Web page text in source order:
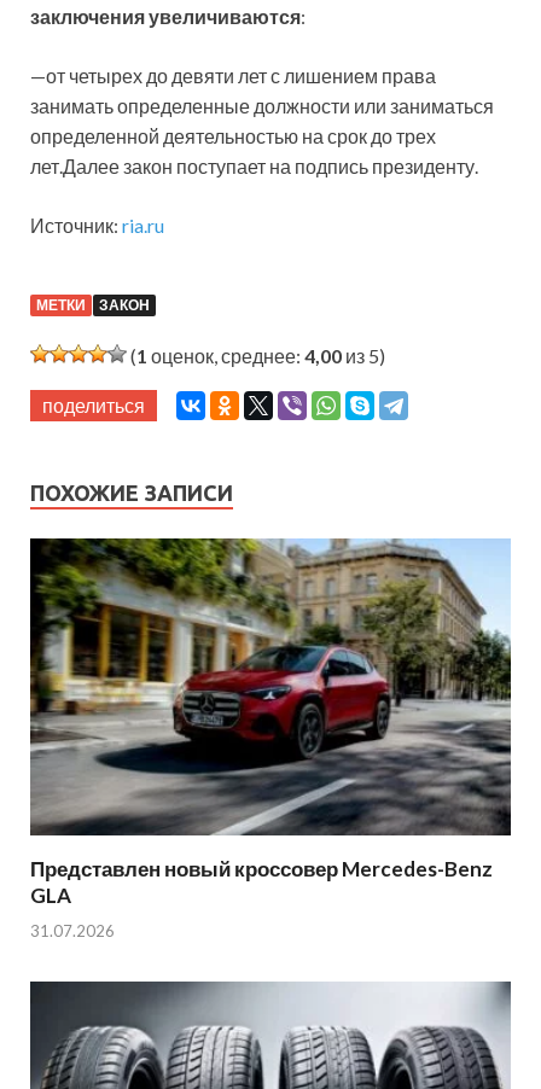
заключения увеличиваются:
—от четырех до девяти лет с лишением права
занимать определенные должности или заниматься
определенной деятельностью на срок до трех
лет.Далее закон поступает на подпись президенту.
Источник: ria.ru
МЕТКИ ЗАКОН
(1 оценок, среднее: 4,00 из 5)
поделиться
ПОХОЖИЕ ЗАПИСИ
Представлен новый кроссовер Mercedes-Benz
GLA
31.07.2026